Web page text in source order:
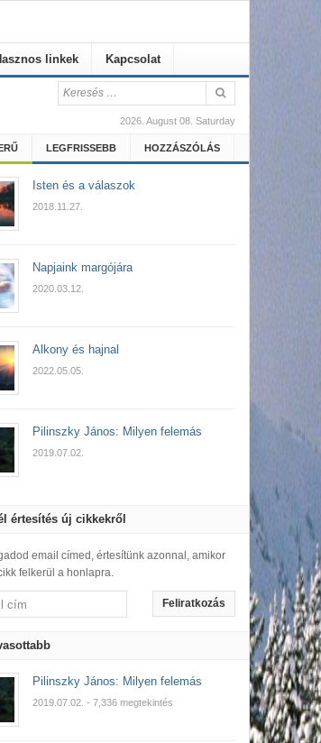
linkek Kapcsolat
2026. August 08. Saturday
LEGFRISSEBB HOZZÁSZÓLÁS
Isten és a válaszok
2018.11.27.
Napjaink margójára
2020.03.12.
Alkony és hajnal
2022.05.05.
Pilinszky János: Milyen felemás
2019.07.02.
értesítés új cikkekről
email címed, értesítünk azonnal, amikor
felkerül a honlapra.
Feliratkozás
Pilinszky János: Milyen felemás
2019.07.02. - 7,336 megtekintés